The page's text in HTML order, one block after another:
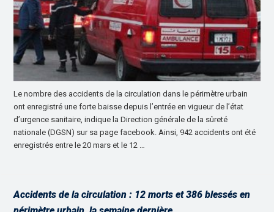
Le nombre des accidents de la circulation dans le périmètre urbain
ont enregistré une forte baisse depuis l’entrée en vigueur de l’état
d’urgence sanitaire, indique la Direction générale de la sûreté
nationale (DGSN) sur sa page facebook. Ainsi, 942 accidents ont été
enregistrés entre le 20 mars et le 12 …
Accidents de la circulation : 12 morts et 386 blessés en